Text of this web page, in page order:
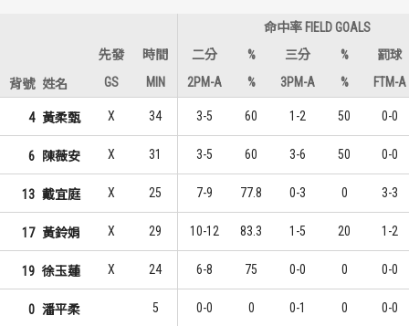
黃鈴娟 7
成功大學
1 陳亭安 9
2 李佳潔 3
戴宜庭 3
成功大學
1 李佳潔 2
1 王恩慈 2
命中率 FIELD GOALS
先發
時間 二分 % 三分 %
罰球
背號 姓名 GS MIN 2PM-A % 3PM-A % FTM-A
4 黃柔甄 X 34 3-5 60 1-2 50 0-0
6 陳薇安 X 31 3-5 60 3-6 50 0-0
13 戴宜庭 X 25 7-9 77.8 0-3 0 3-3
17 黃鈴娟 X 29 10-12 83.3 1-5 20 1-2
19 徐玉蓮 X 24 6-8 75 0-0 0 0-0
0 潘平柔 5 0-0 0 0-1 0 0-0